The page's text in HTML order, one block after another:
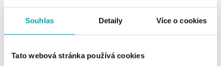
Souhlas Detaily Více o cookies
Tato webová stránka používá cookies